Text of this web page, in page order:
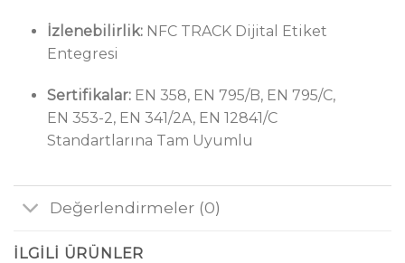
İzlenebilirlik:NFC TRACK Dijital Etiket
Entegresi
Sertifikalar:EN 358, EN 795/B, EN 795/C,
EN 353-2, EN 341/2A, EN 12841/C
Standartlarına Tam Uyumlu
Değerlendirmeler (0)
İLGILI ÜRÜNLER